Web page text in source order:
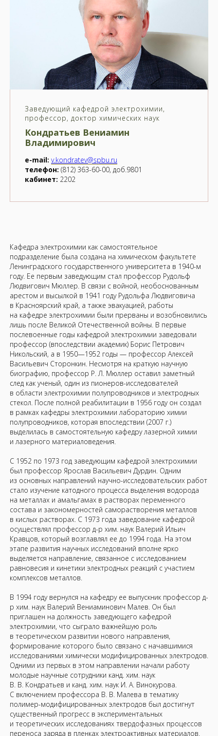
Заведующий кафедрой электрохимии,
профессор, доктор химических наук
Кондратьев Вениамин
Владимирович
e-mail: v.kondratev@spbu.ru
телефон: (812) 363-60-00, доб.9801
кабинет: 2202
Кафедра электрохимии как самостоятельное
подразделение была создана на химическом факультете
Ленинградского государственного университета в 1940-м
году. Ее первым заведующим стал профессор Рудольф
Людвигович Мюллер. В связи с войной, необоснованным
арес­том и высылкой в 1941 году Рудольфа Людвиговича
в Красноярский край, а также эвакуацией, работы
на кафедре электро­химии были прерваны и возобновились
лишь после Великой Отечественной войны. В первые
после­военные годы кафедрой электрохимии заведовали
профессор (впоследствии академик) Борис Пет­рович
Никольский, а в 1950—1952 годы — про­фессор Алексей
Васильевич Сторонкин. Несмотря на краткую научную
биографию, профессор Р. Л. Мюллер оставил заметный
след как ученый, один из пионеров-исследователей
в области электрохимии полупроводников и электродных
стекол. После полной реабилитации в 1956 году он создал
в рамках кафедры электрохимии лабораторию химии
полупроводников, которая впоследствии (2007 г.)
выделилась в самостоятельную кафедру лазерной химии
и лазерного материаловедения.
С 1952 по 1973 год заведующим кафед­рой электрохимии
был профессор Ярослав Васильевич Дурдин. Одним
из основных направлений научно-исследова­тельских работ
стало изучение катодного процесса выделения водорода
на металлах и амальгамах в растворах переменного
состава и закономерностей саморастворения металлов
в кислых растворах. С 1973 года заведование кафедрой
осуществлял профессор д-р хим. наук Валерий Ильич
Кравцов, который возглавлял ее до 1994 года. На этом
этапе развития научных исследований вполне ярко
выделяется направление, связанное с исследованием
равновесия и кинетики электродных реакций с участием
комплексов металлов.
В 1994 году вернулся на кафедру ее выпускник профессор д-
р хим. наук Валерий Вениаминович Малев. Он был
приглашен на должность заведующего кафедрой
электрохимии, что сыграло важнейшую роль
в теоретическом развитии нового направления,
формирование которого было связано с начавшимися
исследованиями химически модифицированных электродов.
Одними из первых в этом направлении начали работу
молодые научные сотрудники канд. хим. наук
В. В. Кондратьев и канд. хим. наук И. А. Винокурова.
С включением профессора В. В. Малева в тематику
полимер-модифицированных электродов был достигнут
существенный прогресс в экспериментальных
и теоретических исследованиях твердофазных процессов
переноса заряда в пленках электроактивных материалов.